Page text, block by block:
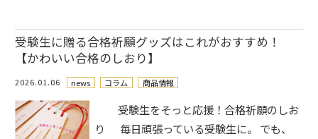
受験生に贈る合格祈願グッズはこれがおすすめ！
【かわいい合格のしおり】
2026.01.06 news コラム 商品情報
受験生をそっと応援！合格祈願のしお
り 毎日頑張っている受験生に。 でも、